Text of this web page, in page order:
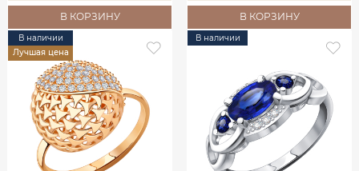
В КОРЗИНУ В КОРЗИНУ
В наличии
Лучшая цена
В наличии